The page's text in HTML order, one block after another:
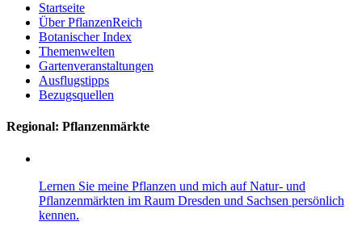
Startseite
Über PflanzenReich
Botanischer Index
Themenwelten
Gartenveranstaltungen
Ausflugstipps
Bezugsquellen
Regional: Pflanzenmärkte
Lernen Sie meine Pflanzen und mich auf Natur- und
Pflanzenmärkten im Raum Dresden und Sachsen persönlich
kennen.